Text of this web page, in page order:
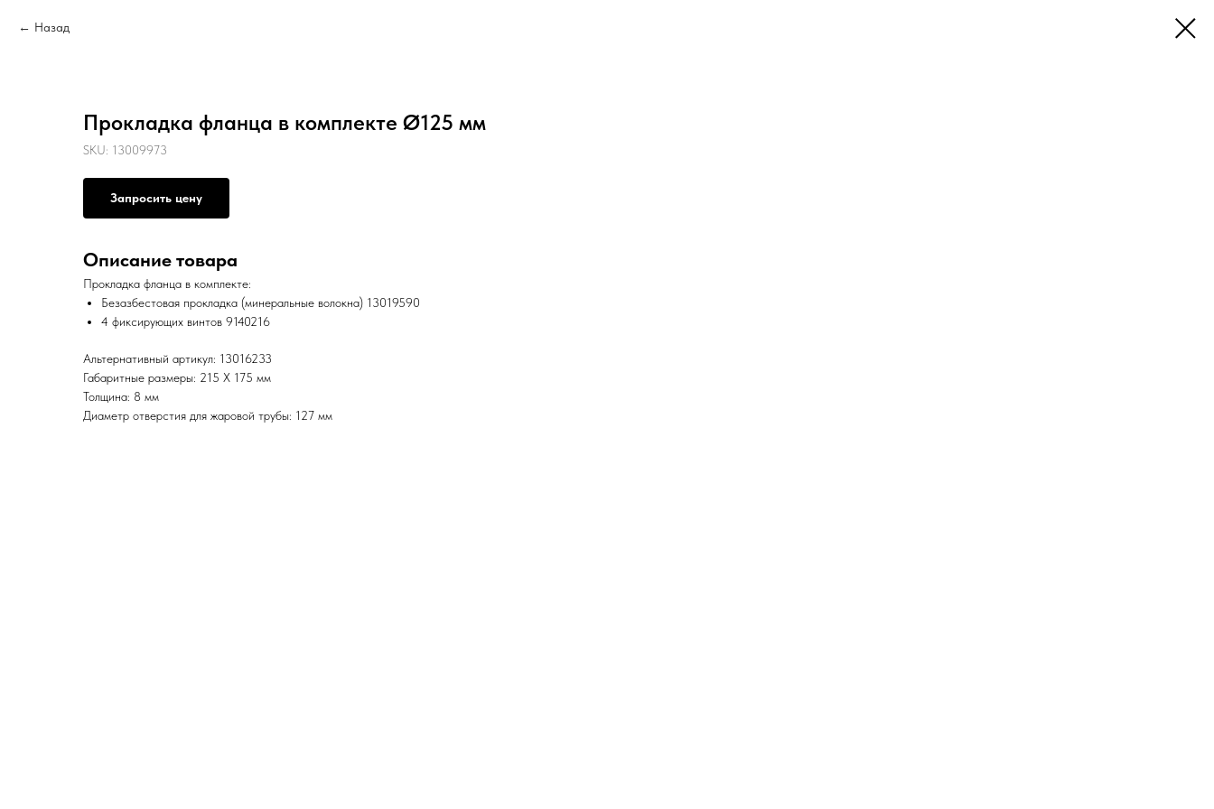
Назад
Прокладка фланца в комплекте Ø125 мм
SKU: 13009973
Запросить цену
Описание товара
Прокладка фланца в комплекте:
Безазбестовая прокладка (минеральные волокна) 13019590
4 фиксирующих винтов 9140216
Альтернативный артикул: 13016233
Габаритные размеры: 215 X 175 мм
Толщина: 8 мм
Диаметр отверстия для жаровой трубы: 127 мм